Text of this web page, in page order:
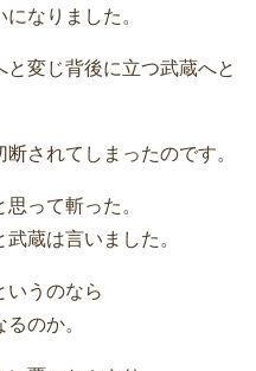
なりました。
変じ背後に立つ武蔵へと
されてしまったのです。
って斬った。
蔵は言いました。
いうのなら
のか。